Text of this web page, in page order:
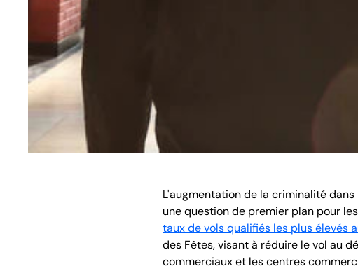
L'augmentation de la criminalité
une question de premier plan pour
taux de vols qualifiés les plus élevés
des Fêtes, visant à réduire le vol au
commerciaux et les centres